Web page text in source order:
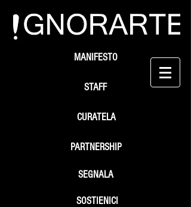
STAFF
SEGNALA
SOSTIENICI
MANIFESTO
PARTNERSHIP
CURATELA